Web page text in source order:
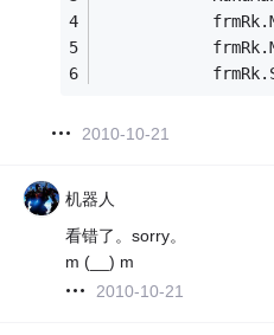
2010-10-21
机器人
看错了。sorry。
m (__) m
2010-10-21